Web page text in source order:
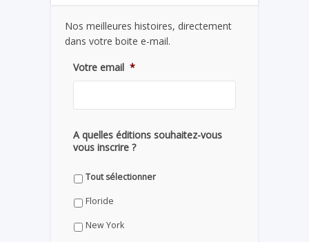
Nos meilleures histoires, directement
dans votre boite e-mail.
Votre email *
A quelles éditions souhaitez-vous
vous inscrire ?
Tout sélectionner
Floride
New York